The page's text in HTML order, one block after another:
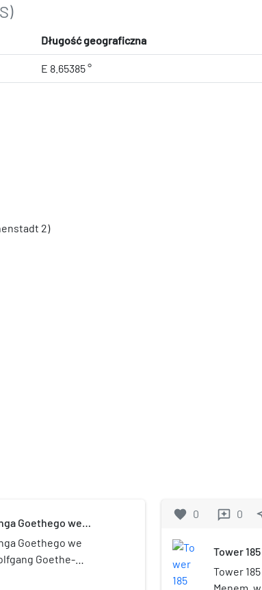
Długość geograficzna
E 8.65385 °
2)
Goethego we
Goethego we
Goethe-
favorite 0 reviews 0
Tower 185
Tower